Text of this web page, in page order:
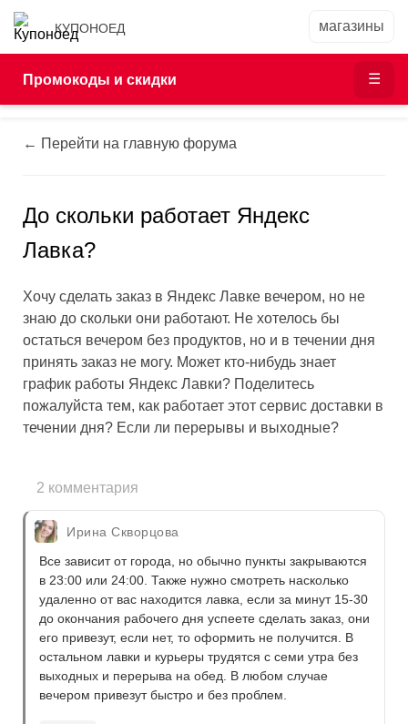
КУПОНОЕД
Промокоды и скидки
← Перейти на главную форума
До скольки работает Яндекс
Лавка?
Хочу сделать заказ в Яндекс Лавке вечером, но не
знаю до скольки они работают. Не хотелось бы
остаться вечером без продуктов, но и в течении дня
принять заказ не могу. Может кто-нибудь знает
график работы Яндекс Лавки? Поделитесь
пожалуйста тем, как работает этот сервис доставки в
течении дня? Если ли перерывы и выходные?
2 комментария
Ирина Скворцова
Все зависит от города, но обычно пункты закрываются
в 23:00 или 24:00. Также нужно смотреть насколько
удаленно от вас находится лавка, если за минут 15-30
до окончания рабочего дня успеете сделать заказ, они
его привезут, если нет, то оформить не получится. В
остальном лавки и курьеры трудятся с семи утра без
выходных и перерыва на обед. В любом случае
вечером привезут быстро и без проблем.